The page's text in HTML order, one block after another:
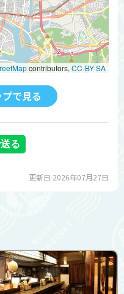
contributors,CC-BY-SA
で見る
更新日 2026年07月27日